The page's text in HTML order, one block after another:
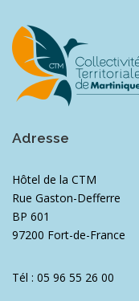
Adresse
Hôtel de la CTM
Rue Gaston-Defferre
BP 601
97200 Fort-de-France
Tél : 05 96 55 26 00